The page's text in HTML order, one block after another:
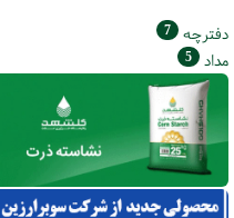
دفترچه 7
مداد 5